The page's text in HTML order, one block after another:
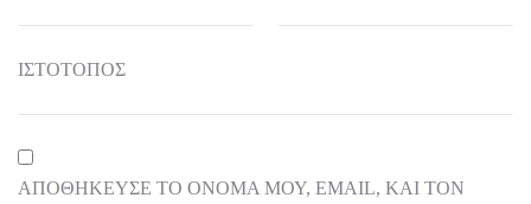
ΙΣΤΌΤΟΠΟΣ
ΑΠΟΘΉΚΕΥΣΕ ΤΟ ΌΝΟΜΆ ΜΟΥ, EMAIL, ΚΑΙ ΤΟΝ